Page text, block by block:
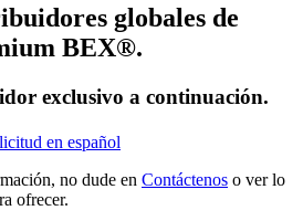
globales de
BEX®.
exclusivo a continuación.
en español
no dude en Contáctenos o ver lo
ofrecer.